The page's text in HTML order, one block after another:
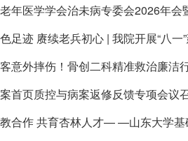
年医学学会治未病专委会2026年会
足迹 赓续老兵初心 | 我院开展“八
意外摔伤！骨创二科精准救治廉洁
首页质控与病案返修反馈专项会议
合作 共育杏林人才— —山东大学基